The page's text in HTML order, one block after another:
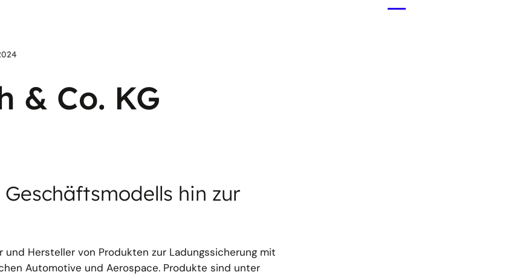
& Co. KG
hin zur
und Hersteller von Produkten zur Ladungssicherung mit
Automotive und Aerospace. Produkte sind unter